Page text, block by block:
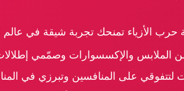
حرب الأزياء تمنحك تجربة شيقة في
الملابس والإكسسوارات وصمّمي
على المنافسين وتبرزي في